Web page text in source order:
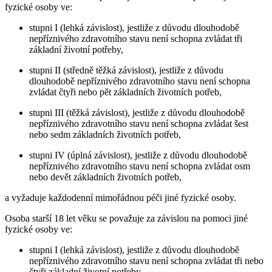
fyzické osoby ve:
stupni I (lehká závislost), jestliže z důvodu dlouhodobě
nepříznivého zdravotního stavu není schopna zvládat tři
základní životní potřeby,
stupni II (středně těžká závislost), jestliže z důvodu
dlouhodobě nepříznivého zdravotního stavu není schopna
zvládat čtyři nebo pět základních životních potřeb,
stupni III (těžká závislost), jestliže z důvodu dlouhodobě
nepříznivého zdravotního stavu není schopna zvládat šest
nebo sedm základních životních potřeb,
stupni IV (úplná závislost), jestliže z důvodu dlouhodobě
nepříznivého zdravotního stavu není schopna zvládat osm
nebo devět základních životních potřeb,
a vyžaduje každodenní mimořádnou péči jiné fyzické osoby.
Osoba starší 18 let věku se považuje za závislou na pomoci jiné
fyzické osoby ve:
stupni I (lehká závislost), jestliže z důvodu dlouhodobě
nepříznivého zdravotního stavu není schopna zvládat tři nebo